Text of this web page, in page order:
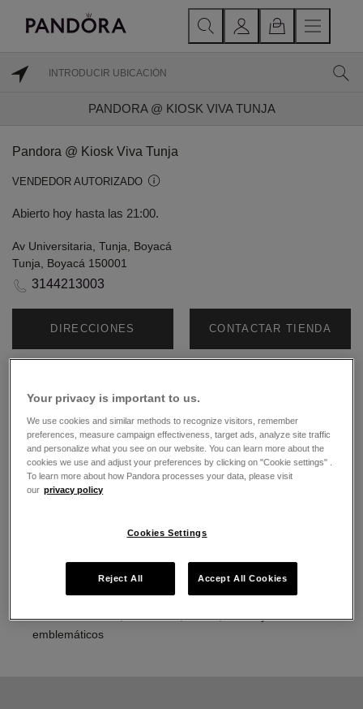
PANDORA @ KIOSK VIVA TUNJA
Pandora @ Kiosk Viva Tunja
VENDEDOR AUTORIZADO
Abierto hoy hasta las 21:00.
Av Universitaria, Tunja, Boyacá
Tunja, Boyacá 150001
3144213003
DIRECCIONES CONTACTAR TIENDA
Lunes
Martes
10:00
Miércoles
10:00-21:00
Jueves
10:00-21:00
Viernes
10:00-21:00
Sábado
10:00
Domingo
Acerca de Joyería Pandora
Joyería contemporánea acabada a mano
La más alta calidad de oro 14K, plata esterlina y metales
Pandora Rose
emblemáticos
Your privacy is important to us.
We use cookies and similar methods to recognize visitors, remember
preferences, measure campaign effectiveness, target ads, analyze site traffic
and personalize what you see on our website. You can learn more about the
cookies we use and adjust your preferences by clicking on "Cookie settings" .
To learn more about how Pandora processes your data, please visit
our privacy policy
Cookies Settings
Reject All Accept All Cookies